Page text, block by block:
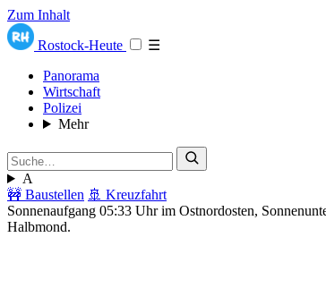
Zum Inhalt
Rostock-Heute
☰
Panorama
Wirtschaft
Polizei
Mehr
A
🚧 Baustellen 🚢 Kreuzfahrt
Sonnenaufgang 05:33 Uhr im Ostnordosten,
Halbmond.